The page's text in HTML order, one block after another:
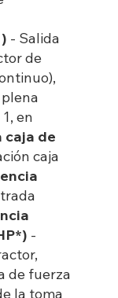
- Salida
de
en
caja de
caja
-
de fuerza
la toma